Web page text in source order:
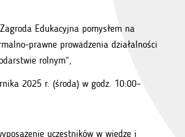
Edukacyjna pomysłem na
prawne prowadzenia działalności
rolnym”,
2025 r. (środa) w godz. 10:00–
uczestników w wiedzę i